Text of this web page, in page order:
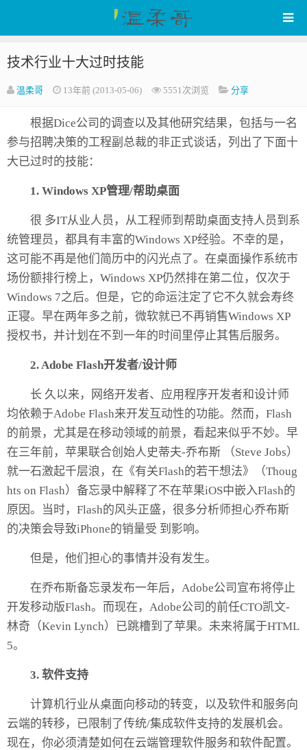
WenRou's Blog
技术行业十大过时技能
温柔哥 13年前 (2013-05-06) 5551次浏览 分享
根据Dice公司的调查以及其他研究结果，包括与一名
参与招聘决策的工程副总裁的非正式谈话，列出了下面十
大已过时的技能：
1. Windows XP管理/帮助桌面
很 多IT从业人员，从工程师到帮助桌面支持人员到系
统管理员，都具有丰富的Windows XP经验。不幸的是，
这可能不再是他们简历中的闪光点了。在桌面操作系统市
场份额排行榜上，Windows XP仍然排在第二位，仅次于
Windows 7之后。但是，它的命运注定了它不久就会寿终
正寝。早在两年多之前，微软就已不再销售Windows XP
授权书，并计划在不到一年的时间里停止其售后服务。
2. Adobe Flash开发者/设计师
长 久以来，网络开发者、应用程序开发者和设计师
均依赖于Adobe Flash来开发互动性的功能。然而，Flash
的前景，尤其是在移动领域的前景，看起来似乎不妙。早
在三年前，苹果联合创始人史蒂夫-乔布斯 （Steve Jobs）
就一石激起千层浪，在《有关Flash的若干想法》（Thoug
hts on Flash）备忘录中解释了不在苹果iOS中嵌入Flash的
原因。当时，Flash的风头正盛，很多分析师担心乔布斯
的决策会导致iPhone的销量受 到影响。
但是，他们担心的事情并没有发生。
在乔布斯备忘录发布一年后，Adobe公司宣布将停止
开发移动版Flash。而现在，Adobe公司的前任CTO凯文-
林奇（Kevin Lynch）已跳槽到了苹果。未来将属于HTML
5。
3. 软件支持
计算机行业从桌面向移动的转变，以及软件和服务向
云端的转移，已限制了传统/集成软件支持的发展机会。
现在，你必须清楚如何在云端管理软件服务和软件配置。